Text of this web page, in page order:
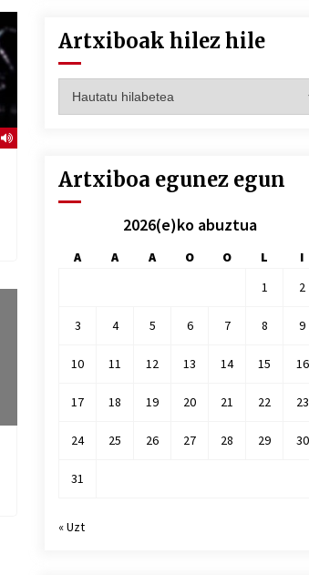
Artxiboak hilez hile
hilez
Artxiboa egunez egun
2026(e)ko abuztua
A A A O O L
I
1
2
3 4 5 6 7 8 9
10 11 12 13 14 15 16
17 18 19 20 21 22 23
24 25 26 27 28 29 30
31
« Uzt